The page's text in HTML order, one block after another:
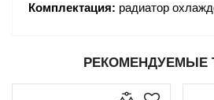
Комплектация: радиатор
РЕКОМЕНДУЕМЫЕ